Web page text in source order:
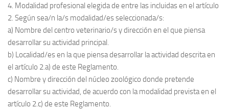
4. Modalidad profesional elegida de entre las incluidas en el artículo
2. Según sea/n la/s modalidad/es seleccionada/s:
a) Nombre del centro veterinario/s y dirección en el que piensa
desarrollar su actividad principal.
b) Localidad/es en la que piensa desarrollar la actividad descrita en
el artículo 2.a) de este Reglamento.
c) Nombre y dirección del núcleo zoológico donde pretende
desarrollar su actividad, de acuerdo con la modalidad prevista en el
artículo 2.c) de este Reglamento.